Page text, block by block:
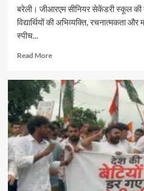
बरेली। जीआरएम सीनियर सेकेंडरी स्कूल की
विद्यार्थियों की अभिव्यक्ति, रचनात्मकता
स्पीच...
Read MoreRead
जीआरएम
स्कूल
में
स्पीच
और
अंतर
सदनीय
ड्रामा
प्रतियोगिताओं